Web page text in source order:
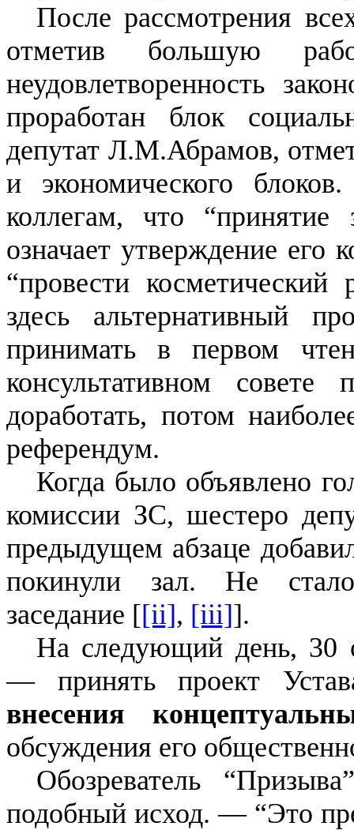
После рассмотрения
отметив большую
неудовлетворенность
проработан блок
депутат Л.М.Абрамов,
и экономического
коллегам, что “принятие
означает утверждение его
“провести
здесь альтернативный
принимать в первом
консультативном
доработать, потом
референдум.
Когда было объявлено
комиссии ЗС, шестеро
предыдущем абзаце
покинули зал. Не
заседание [[ii], [iii]].
На следующий день, 30
— принять проект
внесения
обсуждения его
Обозреватель
подобный исход. — “Это